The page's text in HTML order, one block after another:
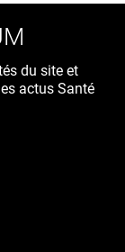
du site et
actus Santé